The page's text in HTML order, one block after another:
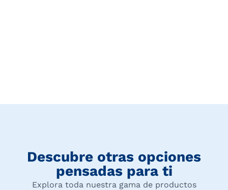
Descubre otras opciones
pensadas para ti
Explora toda nuestra gama de productos